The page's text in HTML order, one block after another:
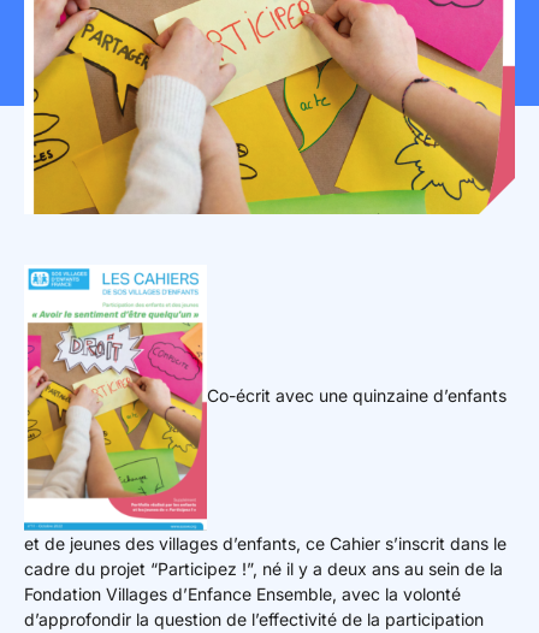
Co-écrit avec une quinzaine d’enfants
et de jeunes des villages d’enfants, ce Cahier s’inscrit dans le
cadre du projet “Participez !”, né il y a deux ans au sein de la
Fondation Villages d’Enfance Ensemble, avec la volonté
d’approfondir la question de l’effectivité de la participation